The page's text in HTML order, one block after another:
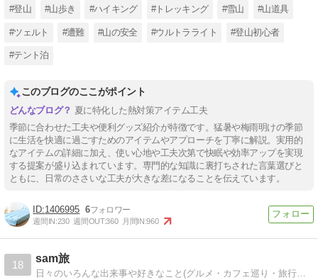
#登山 #山歩き #ハイキング #トレッキング #雪山 #山道具
#ツェルト #遭難 #山の安全 #ウルトラライト #登山初心者
#テント泊
このブログのここがポイント
夏に特化した熱対策アイテム工夫
季節に合わせた工夫や便利グッズ紹介が特徴です。猛暑や梅雨明けの季節
に生活を快適に過ごすためのアイテムやアプローチを丁寧に解説。実用的
なアイテムの詳細に加え、使い心地や工夫次第で快眠や効率アップを実現
する提案が盛り込まれています。専門的な知識に裏打ちされた言葉選びと
ともに、日常のささいな工夫が大きな差になることを伝えています。
1406995 6
週間IN:230 週間OUT:360 月間IN:960
18
sam旅
日々のいろんな出来事や好きなこと(グルメ・カフェ巡り・旅行・キャンプなど)をゆる~くお届けしているブログです！